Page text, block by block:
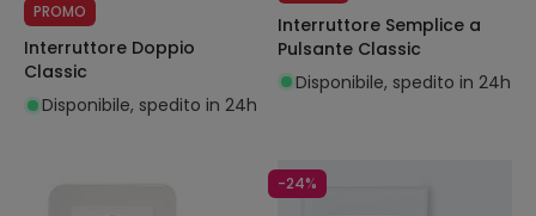
PROMO
Interruttore Doppio
Classic
Disponibile, spedito in 24h
Interruttore Semplice a
Pulsante Classic
Disponibile, spedito in 24h
-24%